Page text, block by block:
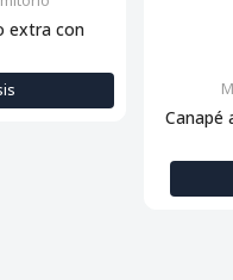
extra con
Canapé